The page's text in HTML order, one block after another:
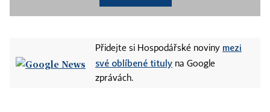
Přidejte si Hospodářské noviny mezi
své oblíbené tituly na Google
zprávách.